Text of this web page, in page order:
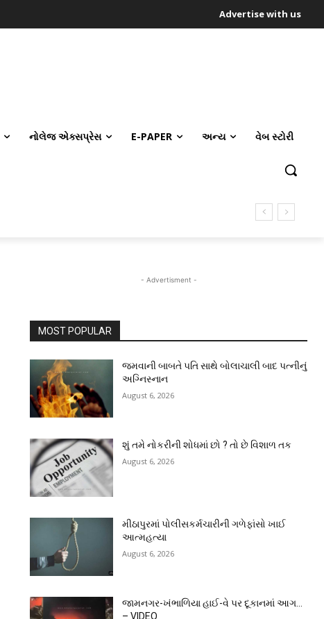
Advertise with us
નોલેજ એક્સપ્રેસ E-PAPER અન્ય વેબ સ્ટોરી
- Advertisment -
MOST POPULAR
જમવાની બાબતે પતિ સાથે બોલાચાલી બાદ પત્નીનું
અગ્નિસ્નાન
August 6, 2026
શું તમે નોકરીની શોધમાં છો ? તો છે વિશાળ તક
August 6, 2026
મીઠાપુરમાં પોલીસકર્મચારીની ગળેફાંસો ખાઈ
આત્મહત્યા
August 6, 2026
જામનગર-ખંભાળિયા હાઈ-વે પર દૂકાનમાં આગ…
– VIDEO